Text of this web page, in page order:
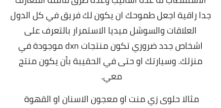
جدا راقية اجعل طموحك ان يكون لك فريق في كل الدول
العلاقات والسوشل ميديا الاستمرار بالتعرف على
اشخاص جدد ضروري تكون منتجات dxn موجودة في
منزلك. وسيارتك او حتى في الحقيبة بأن يكون منتج
معي.
مثالا حلوى زي منت او معجون الاسنان او القهوة